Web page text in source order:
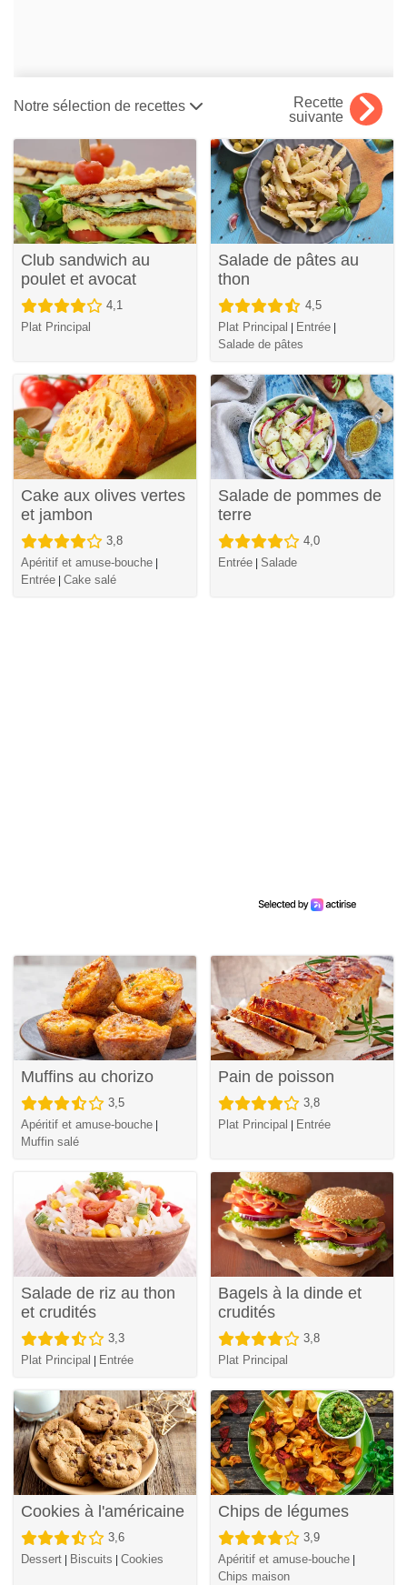
Notre sélection de recettes
Recette
suivante
Club sandwich au
poulet et avocat
4,1
Plat Principal
Salade de pâtes au
thon
4,5
Plat Principal
Entrée
Salade de pâtes
Cake aux olives vertes
et jambon
3,8
Apéritif et amuse-bouche
Entrée Cake salé
Salade de pommes de
terre
4,0
Entrée Salade
Muffins au chorizo
3,5
Apéritif et amuse-bouche
Muffin salé
Pain de poisson
3,8
Plat Principal
Entrée
Salade de riz au thon
et crudités
3,3
Plat Principal
Entrée
Bagels à la dinde et
crudités
3,8
Plat Principal
Cookies à l'américaine
3,6
Dessert
Biscuits Cookies
Chips de légumes
3,9
Apéritif et amuse-bouche
Chips maison